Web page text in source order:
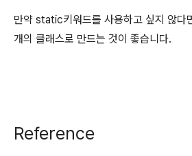
만약 static키워드를 사용하고 싶지 않다
개의 클래스로 만드는 것이 좋습니다.
Reference